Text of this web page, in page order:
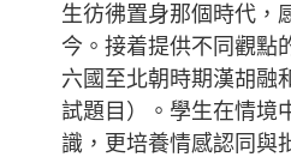
生彷彿置身那個時代，
今。接着提供不同觀點
六國至北朝時期漢胡融
試題目）。學生在情境
識，更培養情感認同與